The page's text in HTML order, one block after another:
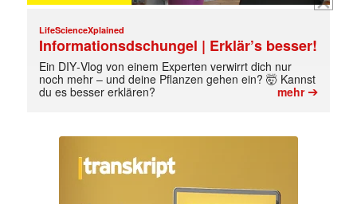
LifeScienceXplained
Informationsdschungel | Erklär’s besser!
Ein DIY‑Vlog von einem Experten verwirrt dich nur
noch mehr – und deine Pflanzen gehen ein? 🤯 Kannst
du es besser erklären?
mehr➔